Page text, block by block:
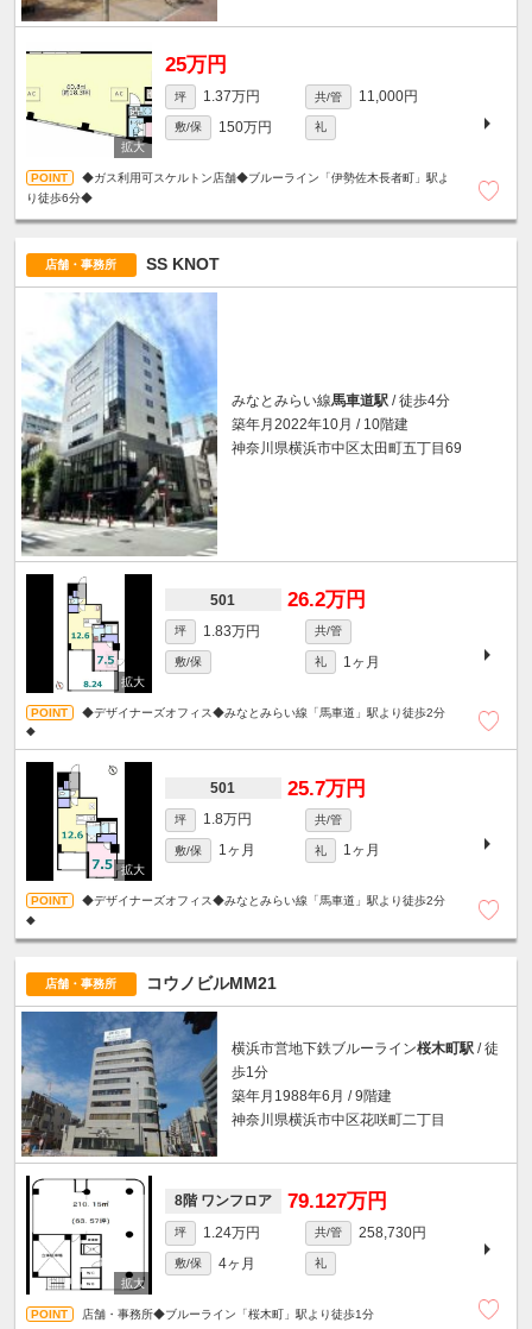
25万円
坪 1.37万円 共/管 11,000円
敷/保 150万円 礼
◆ガス利用可スケルトン店舗◆ブルーライン「伊勢佐木長者町」駅よ
り徒歩6分◆
店舗・事務所 SS KNOT
みなとみらい線馬車道駅 / 徒歩4分
築年月2022年10月 / 10階建
神奈川県横浜市中区太田町五丁目69
501 26.2万円
坪 1.83万円 共/管
敷/保 礼 1ヶ月
◆デザイナーズオフィス◆みなとみらい線「馬車道」駅より徒歩2分
◆
501 25.7万円
坪 1.8万円 共/管
敷/保 1ヶ月 礼 1ヶ月
◆デザイナーズオフィス◆みなとみらい線「馬車道」駅より徒歩2分
◆
店舗・事務所 コウノビルMM21
横浜市営地下鉄ブルーライン桜木町駅 / 徒
歩1分
築年月1988年6月 / 9階建
神奈川県横浜市中区花咲町二丁目
8階 ワンフロア 79.127万円
坪 1.24万円 共/管 258,730円
敷/保 4ヶ月 礼
店舗・事務所◆ブルーライン「桜木町」駅より徒歩1分